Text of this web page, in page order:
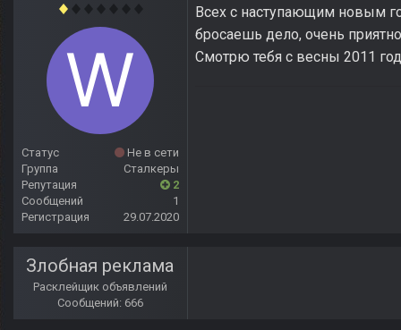
Статус
Не в сети
Группа
Сталкеры
Репутация
2
Сообщений
1
Регистрация
29.07.2020
Всех с наступающим новым
бросаешь дело, очень
Смотрю тебя с весны 2011
Злобная реклама
Расклейщик объявлений
Сообщений: 666